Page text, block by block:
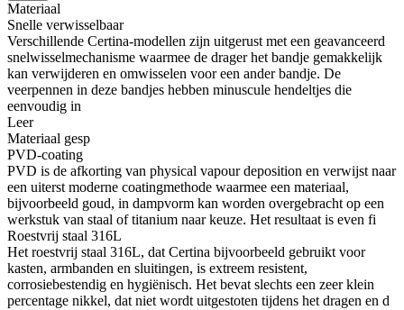
Materiaal
Snelle verwisselbaar
Verschillende Certina-modellen zijn uitgerust met een geavanceerd
snelwisselmechanisme waarmee de drager het bandje gemakkelijk
kan verwijderen en omwisselen voor een ander bandje. De
veerpennen in deze bandjes hebben minuscule hendeltjes die
eenvoudig in
Leer
Materiaal gesp
PVD-coating
PVD is de afkorting van physical vapour deposition en verwijst naar
een uiterst moderne coatingmethode waarmee een materiaal,
bijvoorbeeld goud, in dampvorm kan worden overgebracht op een
werkstuk van staal of titanium naar keuze. Het resultaat is even fi
Roestvrij staal 316L
Het roestvrij staal 316L, dat Certina bijvoorbeeld gebruikt voor
kasten, armbanden en sluitingen, is extreem resistent,
corrosiebestendig en hygiënisch. Het bevat slechts een zeer klein
percentage nikkel, dat niet wordt uitgestoten tijdens het dragen en d